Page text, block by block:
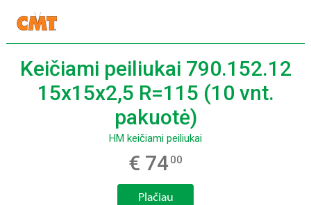
Keičiami peiliukai 790.152.12
15x15x2,5 R=115 (10 vnt.
pakuotė)
HM keičiami peiliukai
€ 74 00
Plačiau